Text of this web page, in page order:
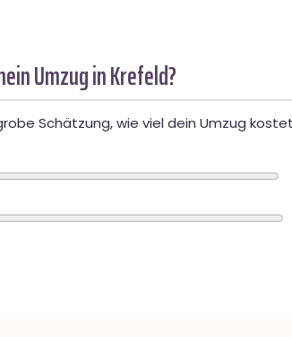
Umzug in Krefeld?
Schätzung, wie viel dein Umzug